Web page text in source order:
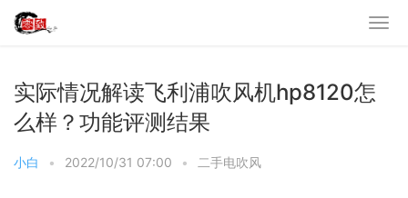
实际情况解读飞利浦吹风机hp8120怎
么样？功能评测结果
小白 • 2022/10/31 07:00 • 二手电吹风